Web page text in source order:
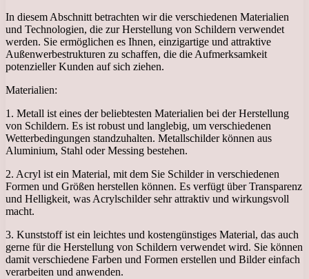
In diesem Abschnitt betrachten wir die verschiedenen Materialien
und Technologien, die zur Herstellung von Schildern verwendet
werden. Sie ermöglichen es Ihnen, einzigartige und attraktive
Außenwerbestrukturen zu schaffen, die die Aufmerksamkeit
potenzieller Kunden auf sich ziehen.
Materialien:
1. Metall ist eines der beliebtesten Materialien bei der Herstellung
von Schildern. Es ist robust und langlebig, um verschiedenen
Wetterbedingungen standzuhalten. Metallschilder können aus
Aluminium, Stahl oder Messing bestehen.
2. Acryl ist ein Material, mit dem Sie Schilder in verschiedenen
Formen und Größen herstellen können. Es verfügt über Transparenz
und Helligkeit, was Acrylschilder sehr attraktiv und wirkungsvoll
macht.
3. Kunststoff ist ein leichtes und kostengünstiges Material, das auch
gerne für die Herstellung von Schildern verwendet wird. Sie können
damit verschiedene Farben und Formen erstellen und Bilder einfach
verarbeiten und anwenden.